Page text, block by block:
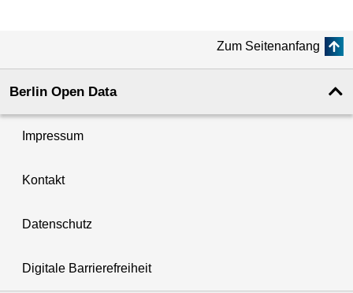
Zum Seitenanfang
Berlin Open Data
Impressum
Kontakt
Datenschutz
Digitale Barrierefreiheit